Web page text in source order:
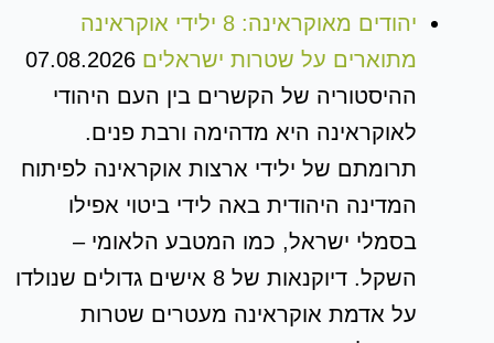
יהודים מאוקראינה: 8 ילידי אוקראינה
מתוארים על שטרות ישראלים 07.08.2026
ההיסטוריה של הקשרים בין העם היהודי
לאוקראינה היא מדהימה ורבת פנים.
תרומתם של ילידי ארצות אוקראינה לפיתוח
המדינה היהודית באה לידי ביטוי אפילו
בסמלי ישראל, כמו המטבע הלאומי –
השקל. דיוקנאות של 8 אישים גדולים שנולדו
על אדמת אוקראינה מעטרים שטרות